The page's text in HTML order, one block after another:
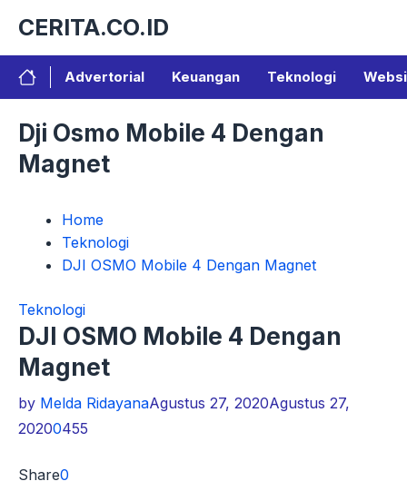
isi
CERITA.CO.ID
Advertorial Keuangan Teknologi
Dji Osmo Mobile 4 Dengan
Magnet
Home
Teknologi
DJI OSMO Mobile 4 Dengan Magnet
Teknologi
DJI OSMO Mobile 4 Dengan
Magnet
by Melda RidayanaAgustus 27, 2020Agustus 27,
20200455
Share0